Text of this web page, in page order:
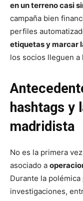
en un terreno casi
campaña bien
perfiles
etiquetas y marcar
los socios lleguen a
hashtags y
madridista
No es la primera
asociado a
Durante la polémica
investigaciones,